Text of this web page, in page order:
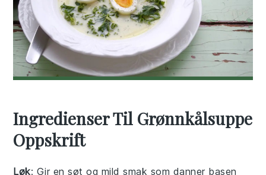
Ingredienser Til Grønnkålsuppe
Oppskrift
Løk: Gir en søt og mild smak som danner basen